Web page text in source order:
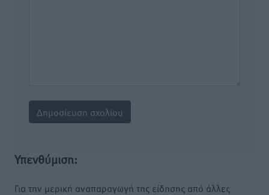
Υπενθύμιση:
Για την μερική αναπαραγωγή της είδησης από άλλες